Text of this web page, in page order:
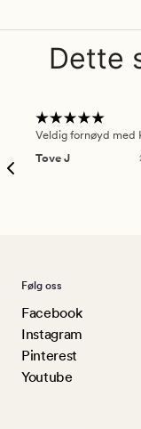
Dette
Veldig fornøyd med
Tove J
Følg oss
Facebook
Instagram
Pinterest
Youtube